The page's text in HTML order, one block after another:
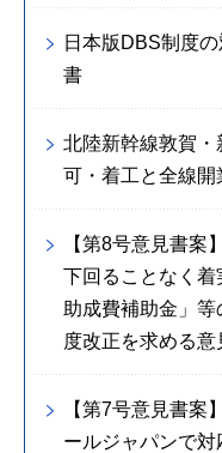
日本版DBS制度
書
北陸新幹線敦賀
可・着工と全線
【第8号意見書案
下回ることなく
助成費補助金」
度改正を求める意
【第7号意見書案
ールジャパンで